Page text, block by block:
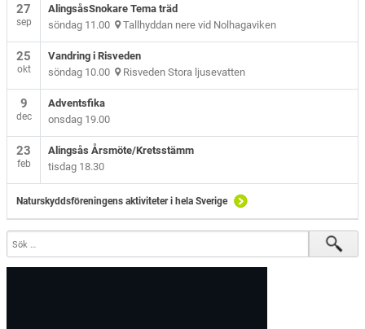
27
sep
AlingsåsSnokare Tema träd
söndag 11.00 Tallhyddan nere vid Nolhagaviken
25
okt
Vandring i Risveden
söndag 10.00 Risveden Stora ljusevatten
9
dec
Adventsfika
onsdag 19.00
23
feb
Alingsås Årsmöte/Kretsstämm
tisdag 18.30
Naturskyddsföreningens aktiviteter i hela Sverige